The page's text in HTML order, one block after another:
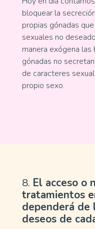
bloquear la
propias gónadas
sexuales no
manera exógena
gónadas no
de caracteres
propio sexo.
8. El acceso o
tratamientos
dependerá de
deseos de